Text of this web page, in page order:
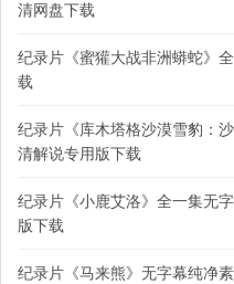
清网盘下载
纪录片《蜜獾大战非洲蟒蛇》
载
纪录片《库木塔格沙漠雪豹：
清解说专用版下载
纪录片《小鹿艾洛》全一集无
版下载
纪录片《马来熊》无字幕纯净